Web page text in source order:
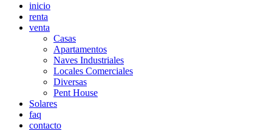
inicio
renta
venta
Casas
Apartamentos
Naves Industriales
Locales Comerciales
Diversas
Pent House
Solares
faq
contacto